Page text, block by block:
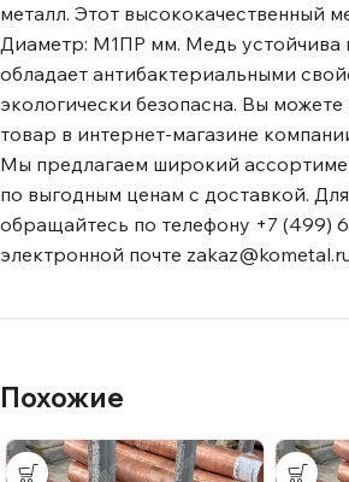
металл. Этот высококачественный
Диаметр: М1ПР мм. Медь устойчива
обладает антибактериальными
экологически безопасна. Вы
товар в интернет-магазине
Мы предлагаем широкий
по выгодным ценам с доставкой. Для
обращайтесь по телефону +7 (499)
электронной почте
Похожие